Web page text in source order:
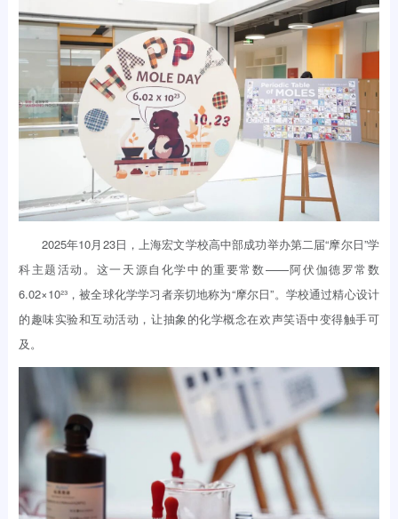
2025年10月23日，上海宏文学校高中部成功举办第二届“摩尔日”学
科主题活动。这一天源自化学中的重要常数——阿伏伽德罗常数
6.02×10²³，被全球化学学习者亲切地称为“摩尔日”。学校通过精心设计
的趣味实验和互动活动，让抽象的化学概念在欢声笑语中变得触手可
及。